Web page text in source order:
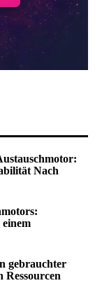
Nach
gebrauchter
Ressourcen